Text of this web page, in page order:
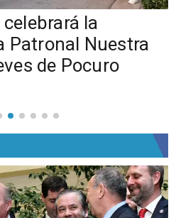
la
Patronal Nuestra
de Pocuro